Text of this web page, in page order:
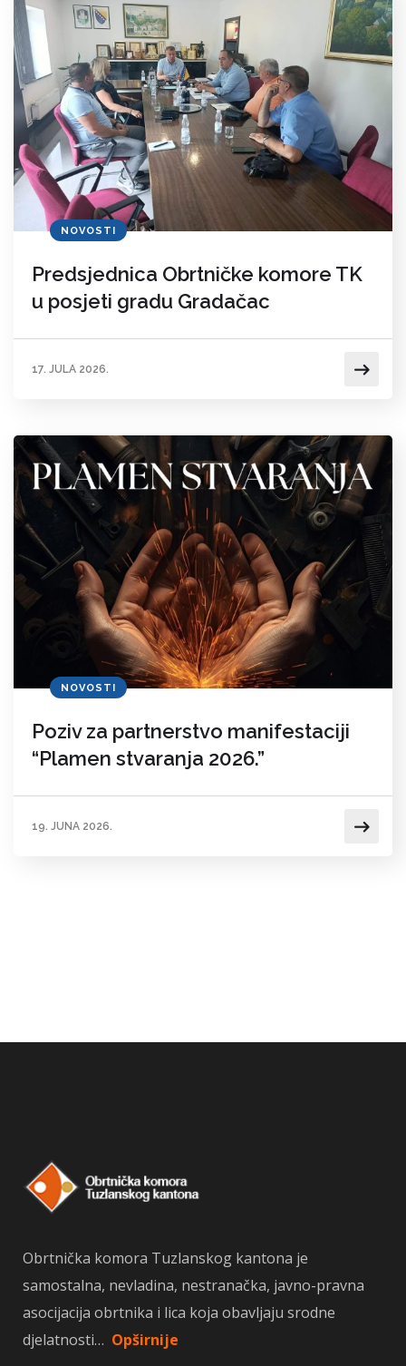
NOVOSTI
Predsjednica Obrtničke komore TK
u posjeti gradu Gradačac
17. JULA 2026.
NOVOSTI
Poziv za partnerstvo manifestaciji
“Plamen stvaranja 2026.”
19. JUNA 2026.
Obrtnička komora Tuzlanskog kantona je
samostalna, nevladina, nestranačka, javno-pravna
asocijacija obrtnika i lica koja obavljaju srodne
djelatnosti… Opširnije